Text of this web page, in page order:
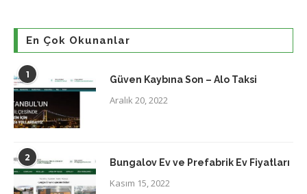
En Çok Okunanlar
1 Güven Kaybına Son – Alo Taksi
Aralık 20, 2022
2 Bungalov Ev ve Prefabrik Ev Fiyatları
Kasım 15, 2022